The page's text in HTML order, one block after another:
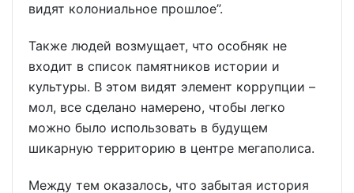
видят колониальное прошлое”.
Также людей возмущает, что особняк не
входит в список памятников истории и
культуры. В этом видят элемент коррупции –
мол, все сделано намерено, чтобы легко
можно было использовать в будущем
шикарную территорию в центре мегаполиса.
Между тем оказалось, что забытая история